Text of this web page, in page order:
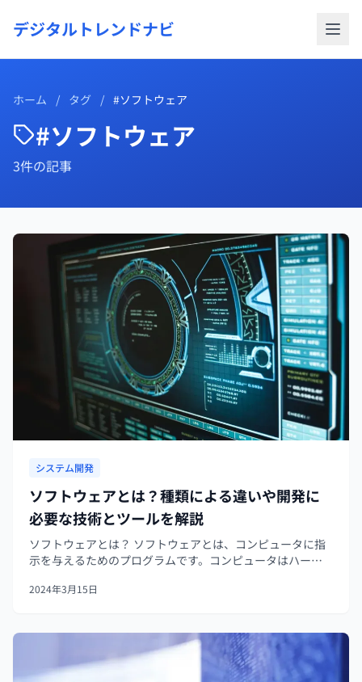
デジタルトレンドナビ
ホーム / タグ / #ソフトウェア
#ソフトウェア
3件の記事
システム開発
ソフトウェアとは？種類による違いや開発に
必要な技術とツールを解説
ソフトウェアとは？ ソフトウェアとは、コンピュータに指
示を与えるためのプログラムです。コンピュータはハード
単体では何もできません。ソフトウェアがハードウェアに
2024年3月15日